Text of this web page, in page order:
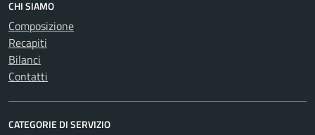
CHI SIAMO
Composizione
Recapiti
Bilanci
Contatti
CATEGORIE DI SERVIZIO